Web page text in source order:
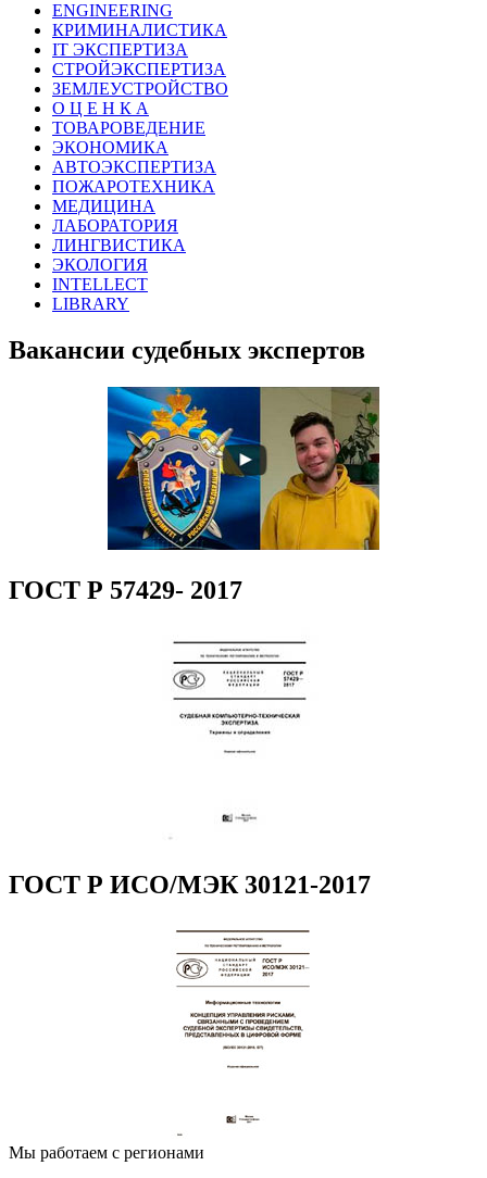
ENGINEERING
КРИМИНАЛИСТИКА
IT ЭКСПЕРТИЗА
СТРОЙЭКСПЕРТИЗА
ЗЕМЛЕУСТРОЙСТВО
О Ц Е Н К А
ТОВАРОВЕДЕНИЕ
ЭКОНОМИКА
АВТОЭКСПЕРТИЗА
ПОЖАРОТЕХНИКА
МЕДИЦИНА
ЛАБОРАТОРИЯ
ЛИНГВИСТИКА
ЭКОЛОГИЯ
INTELLECT
LIBRARY
Вакансии судебных экспертов
ГОСТ Р 57429- 2017
ГОСТ Р ИСО/МЭК 30121-2017
Мы работаем с регионами